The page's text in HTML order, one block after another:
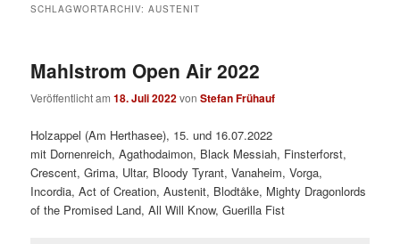
SCHLAGWORTARCHIV:AUSTENIT
Mahlstrom Open Air 2022
Veröffentlicht am18. Juli 2022vonStefan Frühauf
Holzappel (Am Herthasee), 15. und 16.07.2022
mit Dornenreich, Agathodaimon, Black Messiah, Finsterforst,
Crescent, Grima, Ultar, Bloody Tyrant, Vanaheim, Vorga,
Incordia, Act of Creation, Austenit, Blodtåke, Mighty Dragonlords
of the Promised Land, All Will Know, Guerilla Fist